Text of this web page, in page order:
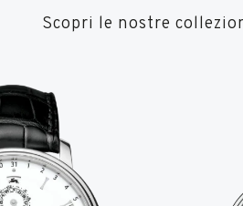
Scopri le nostre